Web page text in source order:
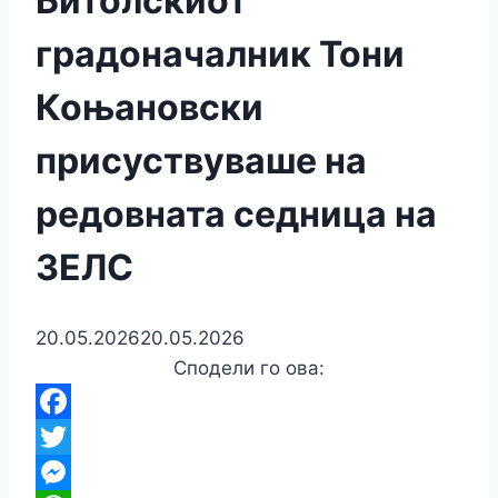
градоначалник Тони
Коњановски
присуствуваше на
редовната седница на
ЗЕЛС
20.05.202620.05.2026
Сподели го ова: